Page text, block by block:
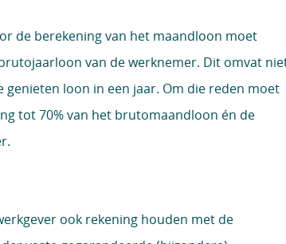
de berekening van het maandloon moet
van de werknemer. Dit omvat
loon in een jaar. Om die reden moet
tot 70% van het brutomaandloon én de
ook rekening houden met de